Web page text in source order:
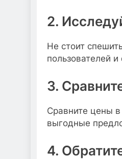
2.
Не стоит
пользователей
3.
Сравните цены
выгодные
4.